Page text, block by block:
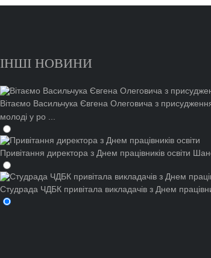
ІНШІ НОВИНИ
Вітаємо Васильчука Євгена Олеговича з
молоді у ро ...
Привітання директора з Днем працівників освіти
Студрада ЧДБК привітала викладачів з Днем